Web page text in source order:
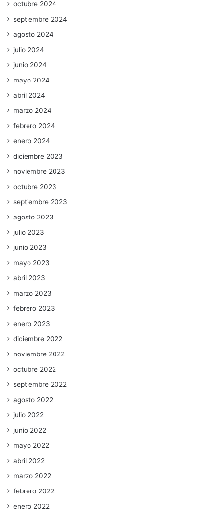
octubre 2024
septiembre 2024
agosto 2024
julio 2024
junio 2024
mayo 2024
abril 2024
marzo 2024
febrero 2024
enero 2024
diciembre 2023
noviembre 2023
octubre 2023
septiembre 2023
agosto 2023
julio 2023
junio 2023
mayo 2023
abril 2023
marzo 2023
febrero 2023
enero 2023
diciembre 2022
noviembre 2022
octubre 2022
septiembre 2022
agosto 2022
julio 2022
junio 2022
mayo 2022
abril 2022
marzo 2022
febrero 2022
enero 2022